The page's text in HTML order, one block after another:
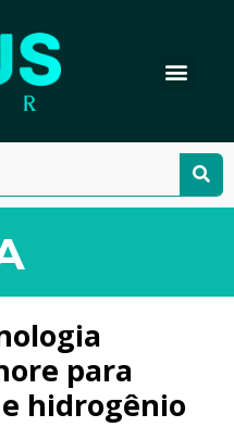
para
hidrogênio